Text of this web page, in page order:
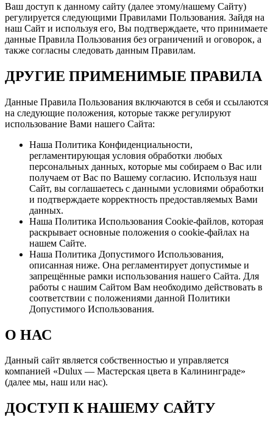
Ваш доступ к данному сайту (далее этому/нашему Сайту)
регулируется следующими Правилами Пользования. Зайдя на
наш Сайт и используя его, Вы подтверждаете, что принимаете
данные Правила Пользования без ограничений и оговорок, а
также согласны следовать данным Правилам.
ДРУГИЕ ПРИМЕНИМЫЕ ПРАВИЛА
Данные Правила Пользования включаются в себя и ссылаются
на следующие положения, которые также регулируют
использование Вами нашего Сайта:
Наша Политика Конфиденциальности,
регламентирующая условия обработки любых
персональных данных, которые мы собираем о Вас или
получаем от Вас по Вашему согласию. Используя наш
Сайт, вы соглашаетесь с данными условиями обработки
и подтверждаете корректность предоставляемых Вами
данных.
Наша Политика Использования Cookie-файлов, которая
раскрывает основные положения о cookie-файлах на
нашем Сайте.
Наша Политика Допустимого Использования,
описанная ниже. Она регламентирует допустимые и
запрещённые рамки использования нашего Сайта. Для
работы с нашим Сайтом Вам необходимо действовать в
соответствии с положениями данной Политики
Допустимого Использования.
О НАС
Данный сайт является собственностью и управляется
компанией «Dulux — Мастерская цвета в Калининграде»
(далее мы, наш или нас).
ДОСТУП К НАШЕМУ САЙТУ